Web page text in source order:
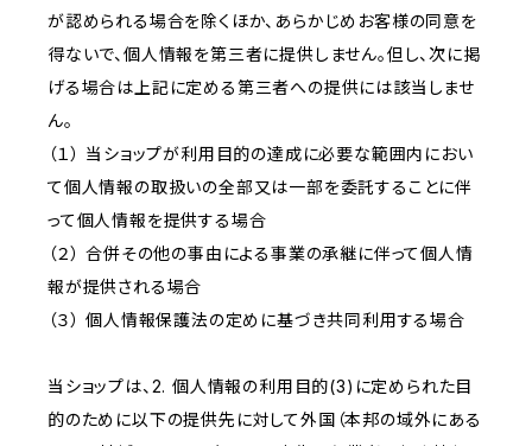
が認められる場合を除くほか、あらかじめお客様の同意を
得ないで、個人情報を第三者に提供しません。但し、次に掲
げる場合は上記に定める第三者への提供には該当しませ
ん。
（１） 当ショップが利用目的の達成に必要な範囲内におい
て個人情報の取扱いの全部又は一部を委託することに伴
って個人情報を提供する場合
（２） 合併その他の事由による事業の承継に伴って個人情
報が提供される場合
（３） 個人情報保護法の定めに基づき共同利用する場合
当ショップは、2. 個人情報の利用目的(3)に定められた目
的のために以下の提供先に対して外国（本邦の域外にある